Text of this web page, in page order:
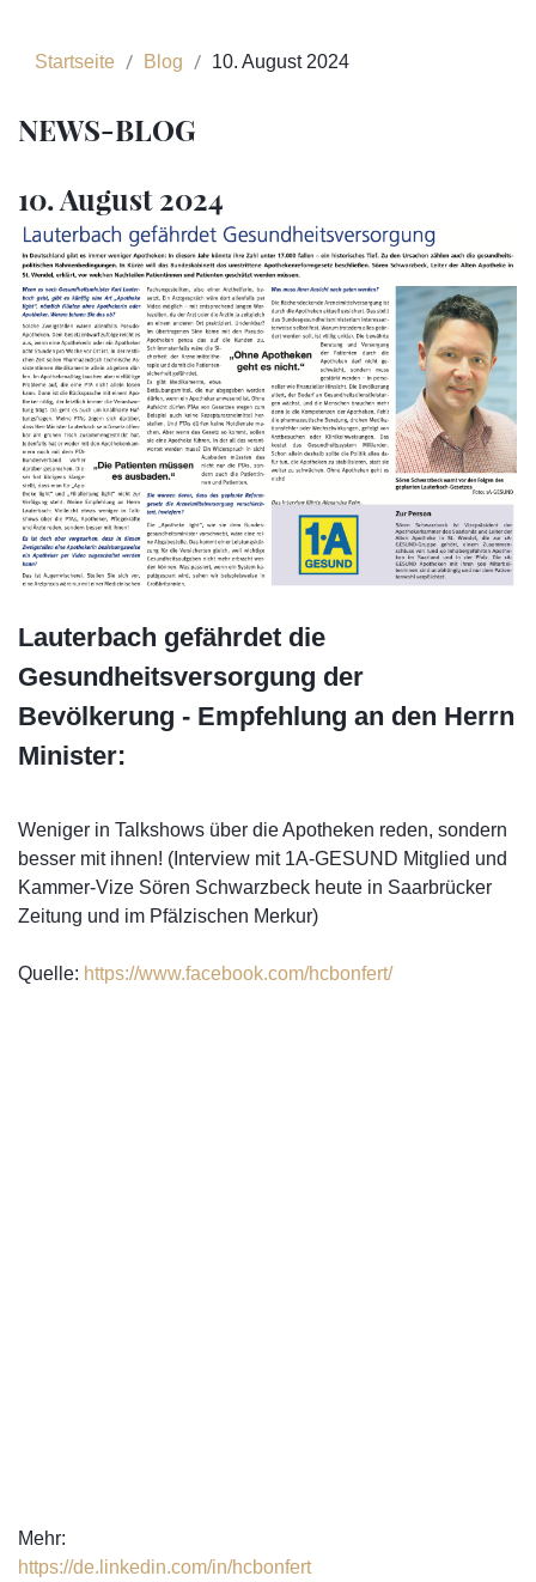
Startseite Blog 10. August 2024
NEWS-BLOG
10. August 2024
Lauterbach gefährdet die
Gesundheitsversorgung der
Bevölkerung - Empfehlung an den Herrn
Minister:
Weniger in Talkshows über die Apotheken reden, sondern
besser mit ihnen! (Interview mit 1A-GESUND Mitglied und
Kammer-Vize Sören Schwarzbeck heute in Saarbrücker
Zeitung und im Pfälzischen Merkur)
Quelle: https://www.facebook.com/hcbonfert/
Mehr:
https://de.linkedin.com/in/hcbonfert